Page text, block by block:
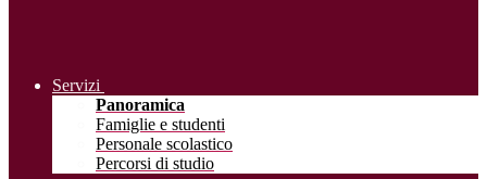
Servizi
Panoramica
Famiglie e studenti
Personale scolastico
Percorsi di studio